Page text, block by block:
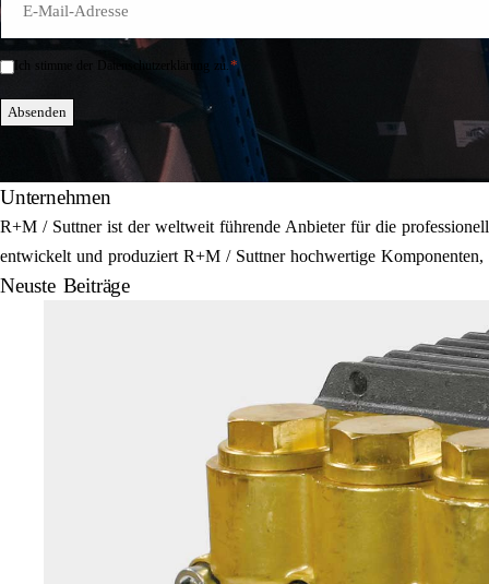
Mail
Einwilligung
Ich stimme der Datenschutzerklärung zu.*
Absenden
Unternehmen
R+M / Suttner ist der weltweit führende Anbieter für die
entwickelt und produziert R+M / Suttner hochwertige
Neuste Beiträge